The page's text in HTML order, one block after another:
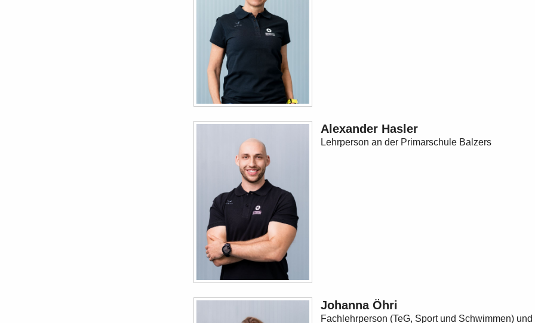
Alexander Hasler
Lehrperson an der Primarschule Balzers
Johanna Öhri
Fachlehrperson (TeG, Sport und Schwimmen) und